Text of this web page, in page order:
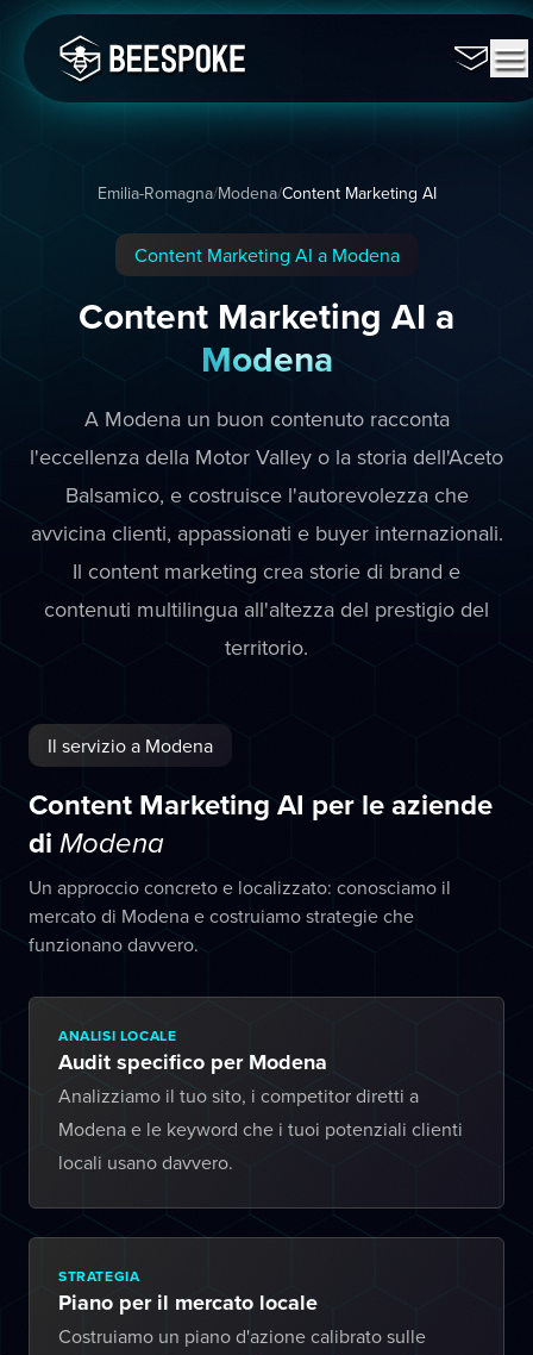
Emilia-Romagna/Modena/Content Marketing AI
Content Marketing AI a Modena
Content Marketing AI a
Modena
A Modena un buon contenuto racconta
l'eccellenza della Motor Valley o la storia dell'Aceto
Balsamico, e costruisce l'autorevolezza che
avvicina clienti, appassionati e buyer internazionali.
Il content marketing crea storie di brand e
contenuti multilingua all'altezza del prestigio del
territorio.
Il servizio a Modena
Content Marketing AI per le aziende
di Modena
Un approccio concreto e localizzato: conosciamo il
mercato di Modena e costruiamo strategie che
funzionano davvero.
ANALISI LOCALE
Audit specifico per Modena
Analizziamo il tuo sito, i competitor diretti a
Modena e le keyword che i tuoi potenziali clienti
locali usano davvero.
STRATEGIA
Piano per il mercato locale
Costruiamo un piano d'azione calibrato sulle